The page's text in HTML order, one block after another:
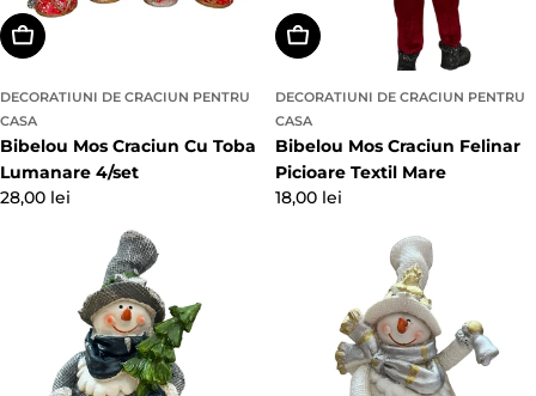
Adaugă In Coş
DECORATIUNI DE CRACIUN PENTRU
CASA
Bibelou Mos Craciun Cu Toba
Lumanare 4/set
Preț
28,00 lei
Adaugă In Coş
DECORATIUNI DE CRACIUN PENTRU
CASA
Bibelou Mos Craciun Felinar
Picioare Textil Mare
Preț
18,00 lei